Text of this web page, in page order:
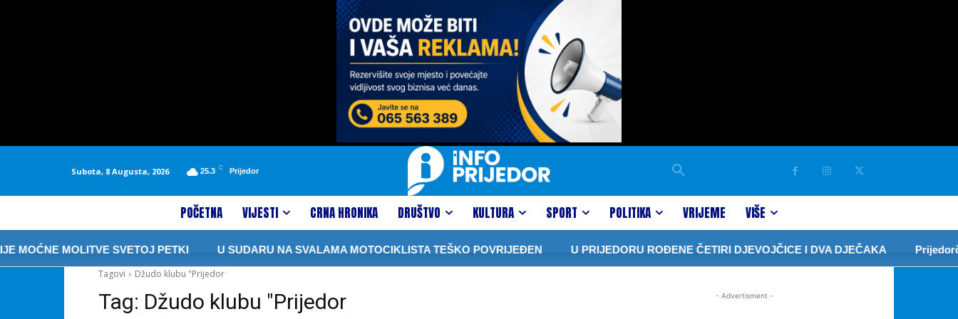
Subota, 8 Augusta, 2026 25.3 C Prijedor
POČETNA VIJESTI CRNA HRONIKA DRUŠTVO KULTURA SPORT POLITIKA VRIJEME VIŠE
MOĆNE MOLITVE SVETOJ PETKI U SUDARU NA SVALAMA MOTOCIKLISTA TEŠKO POVRIJEĐEN U PRIJEDORU ROĐENE ČETIRI DJEVOJČICE I DVA DJEČAKA
Tagovi
Džudo klubu "Prijedor
Tag: Džudo klubu "Prijedor - Advertisment -